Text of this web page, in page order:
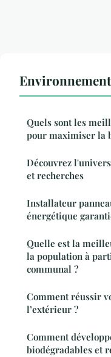
Quels sont les
pour maximiser la
Découvrez
et recherches
Installateur
énergétique
Quelle est la
la population à
communal ?
Comment réussir
l’extérieur ?
Comment
biodégradables et